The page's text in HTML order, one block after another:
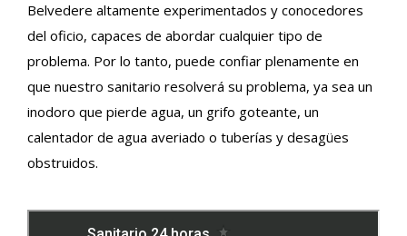
Belvedere altamente experimentados y conocedores
del oficio, capaces de abordar cualquier tipo de
problema. Por lo tanto, puede confiar plenamente en
que nuestro sanitario resolverá su problema, ya sea un
inodoro que pierde agua, un grifo goteante, un
calentador de agua averiado o tuberías y desagües
obstruidos.